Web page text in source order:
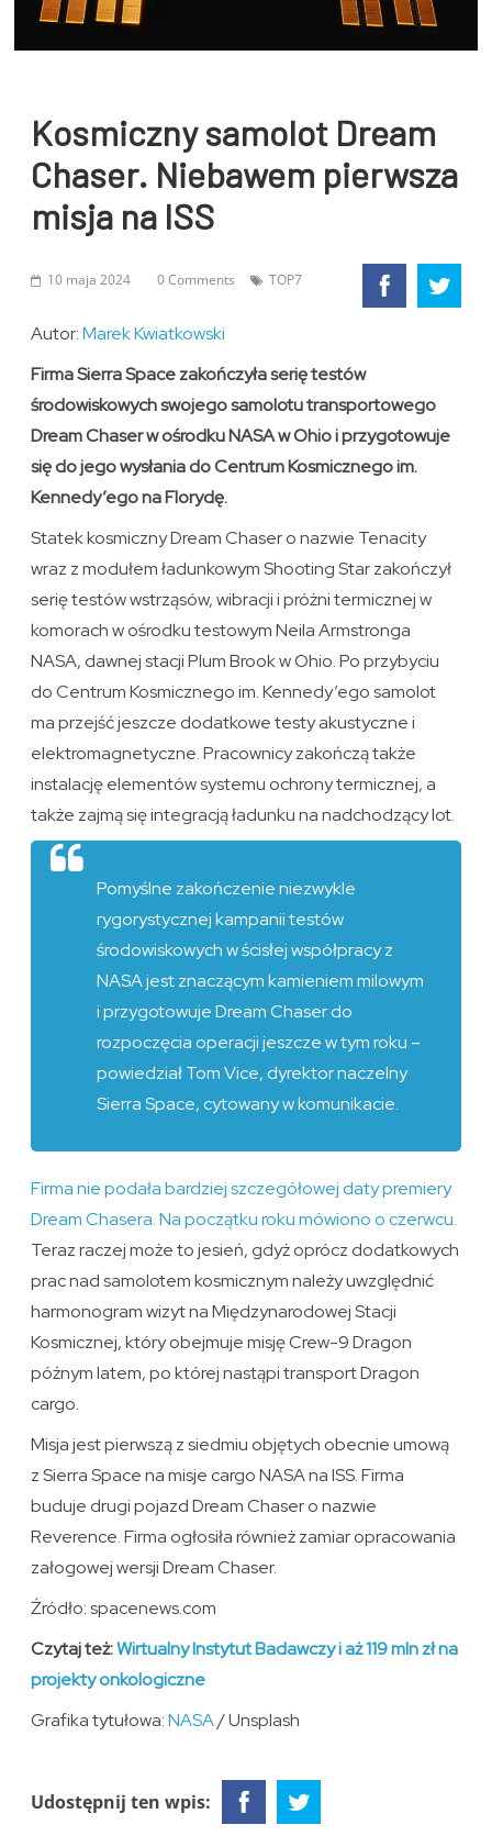
Kosmiczny samolot Dream
Chaser. Niebawem pierwsza
misja na ISS
10 maja 2024 0 Comments TOP7
Autor:Marek Kwiatkowski
Firma Sierra Space zakończyła serię testów
środowiskowych swojego samolotu transportowego
Dream Chaser w ośrodku NASA w Ohio i przygotowuje
się do jego wysłania do Centrum Kosmicznego im.
Kennedy’ego na Florydę.
Statek kosmiczny Dream Chaser o nazwie Tenacity
wraz z modułem ładunkowym Shooting Star zakończył
serię testów wstrząsów, wibracji i próżni termicznej w
komorach w ośrodku testowym Neila Armstronga
NASA, dawnej stacji Plum Brook w Ohio. Po przybyciu
do Centrum Kosmicznego im. Kennedy’ego samolot
ma przejść jeszcze dodatkowe testy akustyczne i
elektromagnetyczne. Pracownicy zakończą także
instalację elementów systemu ochrony termicznej, a
także zajmą się integracją ładunku na nadchodzący lot.
Pomyślne zakończenie niezwykle
rygorystycznej kampanii testów
środowiskowych w ścisłej współpracy z
NASA jest znaczącym kamieniem milowym
i przygotowuje Dream Chaser do
rozpoczęcia operacji jeszcze w tym roku –
powiedział Tom Vice, dyrektor naczelny
Sierra Space, cytowany w komunikacie.
Firma nie podała bardziej szczegółowej daty premiery
Dream Chasera. Na początku roku mówiono o czerwcu.
Teraz raczej może to jesień, gdyż oprócz dodatkowych
prac nad samolotem kosmicznym należy uwzględnić
harmonogram wizyt na Międzynarodowej Stacji
Kosmicznej, który obejmuje misję Crew-9 Dragon
późnym latem, po której nastąpi transport Dragon
cargo.
Misja jest pierwszą z siedmiu objętych obecnie umową
z Sierra Space na misje cargo NASA na ISS. Firma
buduje drugi pojazd Dream Chaser o nazwie
Reverence. Firma ogłosiła również zamiar opracowania
załogowej wersji Dream Chaser.
Źródło: spacenews.com
Czytaj też:Wirtualny Instytut Badawczy i aż 119 mln zł na
projekty onkologiczne
Grafika tytułowa:NASA/ Unsplash
Udostępnij ten wpis: